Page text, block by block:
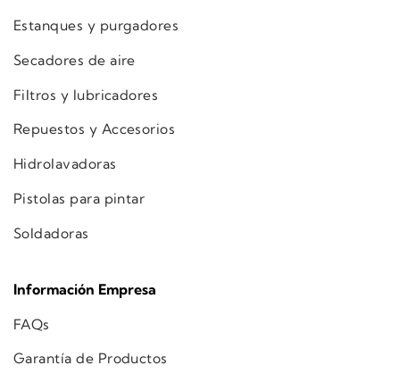
Estanques y purgadores
Secadores de aire
Filtros y lubricadores
Repuestos y Accesorios
Hidrolavadoras
Pistolas para pintar
Soldadoras
Información Empresa
FAQs
Garantía de Productos